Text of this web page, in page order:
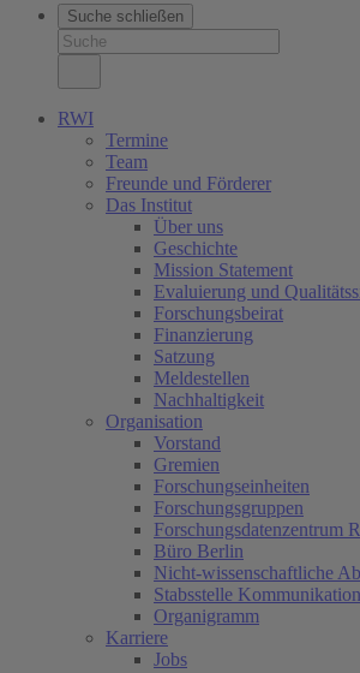
Suche schließen
RWI
Termine
Team
Freunde und Förderer
Das Institut
Über uns
Geschichte
Mission Statement
Evaluierung und
Forschungsbeirat
Finanzierung
Satzung
Meldestellen
Nachhaltigkeit
Organisation
Vorstand
Gremien
Forschungseinheiten
Forschungsgruppen
Forschungsdatenzentrum
Büro Berlin
Nicht-wissenschaftliche
Stabsstelle Kommunikation
Organigramm
Karriere
Jobs